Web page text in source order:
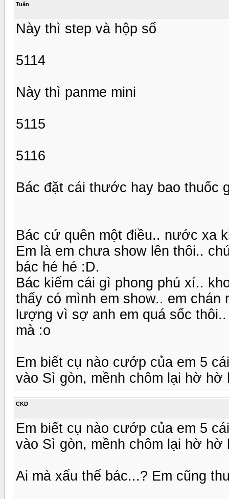
Tuấn
Này thì step và hộp số
5114
Này thì panme mini
5115
5116
Bác đặt cái thước hay bao thuốc
Bác cứ quên một điều.. nước xa
Em là em chưa show lên thôi..
bác hé hé :D.
Bác kiếm cái gì phong phú xí..
thấy có mình em show.. em chán
lượng vì sợ anh em quá sốc
mà :o
Em biết cụ nào cướp của em 5
vào Sì gòn, mềnh chôm lại hờ hờ
CKD
Em biết cụ nào cướp của em 5
vào Sì gòn, mềnh chôm lại hờ hờ
Ai mà xấu thế bác...? Em cũng